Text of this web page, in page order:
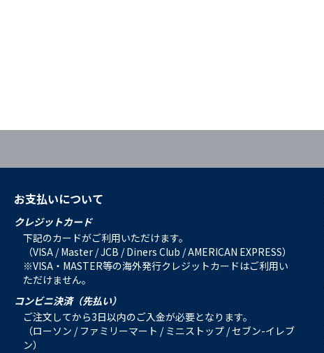
お支払いについて
クレジットカード
下記のカードがご利用いただけます。
（VISA / Master / JCB / Diners Club / AMERICAN EXPRESS）
※VISA・MASTER等の海外発行クレジットカードはご利用い
ただけません。
コンビニ決済（先払い）
ご注文してから3日以内のご入金が必要となります。
（ローソン / ファミリーマート / ミニストップ / セブン-イレブ
ン）